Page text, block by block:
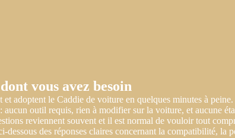
vous avez besoin
adoptent le Caddie de voiture en quelques minutes à
aucun outil requis, rien à modifier sur la voiture, et aucune
reviennent souvent et il est normal de vouloir tout
dessous des réponses claires concernant la compatibilité, la